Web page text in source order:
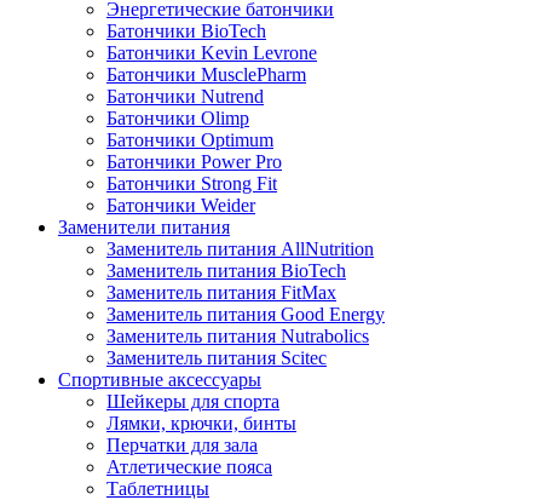
Энергетические батончики
Батончики BioTech
Батончики Kevin Levrone
Батончики MusclePharm
Батончики Nutrend
Батончики Olimp
Батончики Optimum
Батончики Power Pro
Батончики Strong Fit
Батончики Weider
Заменители питания
Заменитель питания AllNutrition
Заменитель питания BioTech
Заменитель питания FitMax
Заменитель питания Good Energy
Заменитель питания Nutrabolics
Заменитель питания Scitec
Спортивные аксессуары
Шейкеры для спорта
Лямки, крючки, бинты
Перчатки для зала
Атлетические пояса
Таблетницы